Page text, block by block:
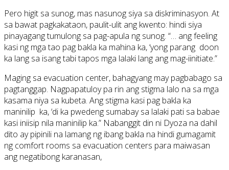
Pero higit sa sunog, mas nasunog siya sa diskriminasyon. At
sa bawat pagkakataon, paulit-ulit ang kwento: hindi siya
pinayagang tumulong sa pag-apula ng sunog. “… ang feeling
kasi ng mga tao pag bakla ka mahina ka, ‘yong parang doon
ka lang sa isang tabi tapos mga lalaki lang ang mag-iinitiate.”
Maging sa evacuation center, bahagyang may pagbabago sa
pagtanggap. Nagpapatuloy pa rin ang stigma lalo na sa mga
kasama niya sa kubeta. Ang stigma kasi pag bakla ka
maninilip ka, ‘di ka pwedeng sumabay sa lalaki pati sa babae
kasi iniisip nila maninilip ka.” Nabanggit din ni Dyoza na dahil
dito ay pipinili na lamang ng ibang bakla na hindi gumagamit
ng comfort rooms sa evacuation centers para maiwasan
ang negatibong karanasan,